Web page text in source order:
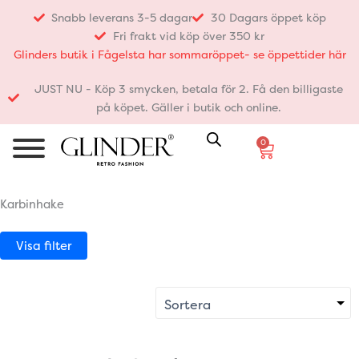
innehåll
Snabb leverans 3-5 dagar
30 Dagars öppet köp
Fri frakt vid köp över 350 kr
Glinders butik i Fågelsta har sommaröppet- se öppettider här
JUST NU - Köp 3 smycken, betala för 2. Få den billigaste
på köpet. Gäller i butik och online.
0
Varukorg
Karbinhake
Visa filter